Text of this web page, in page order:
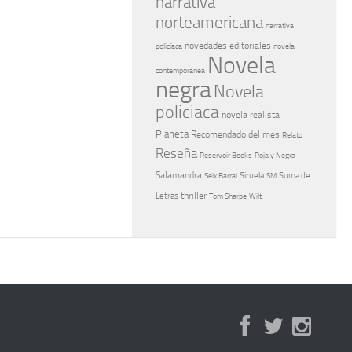
norteamericana narrativa
policíaca novedades editoriales novela
contemporánea Novela
negraNovela
policiaca novela realista
Planeta Recomendado del mes Relato
Reseña Reservoir Books Roja y Negra
Salamandra Seix Barral Siruela SM Suma de
Letras thriller Tom Sharpe Wilt